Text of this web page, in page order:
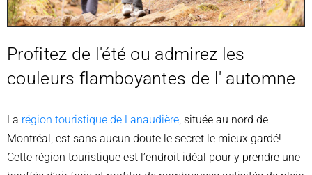
Profitez de l'été ou admirez les
couleurs flamboyantes de l' automne
La région touristique de Lanaudière, située au nord de
Montréal, est sans aucun doute le secret le mieux gardé!
Cette région touristique est l’endroit idéal pour y prendre une